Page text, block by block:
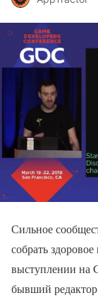
Сильное
собрать
выступлении на
бывший редактор